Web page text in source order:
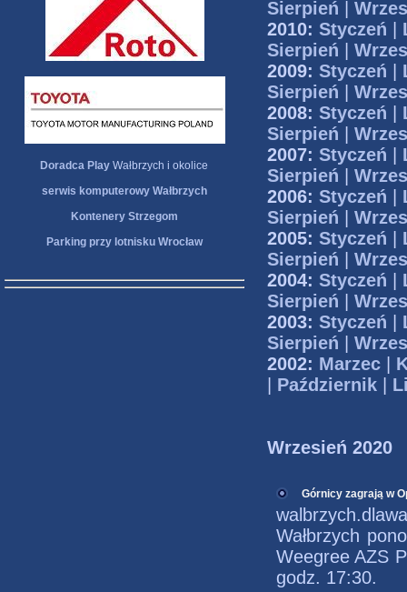
Doradca Play Wałbrzych i okolice
serwis komputerowy Wałbrzych
Kontenery Strzegom
Parking przy lotnisku Wrocław
Sierpień
2010: Styczeń
Sierpień
2009: Styczeń
Sierpień
2008: Styczeń
Sierpień
2007: Styczeń
Sierpień
2006: Styczeń
Sierpień
2005: Styczeń
Sierpień
2004: Styczeń
Sierpień
2003: Styczeń
Sierpień
2002: Marzec
Październik
Wrzesień 2020
Górnicy zagrają w
Wałbrzych
Weegree AZS
godz. 17:30.